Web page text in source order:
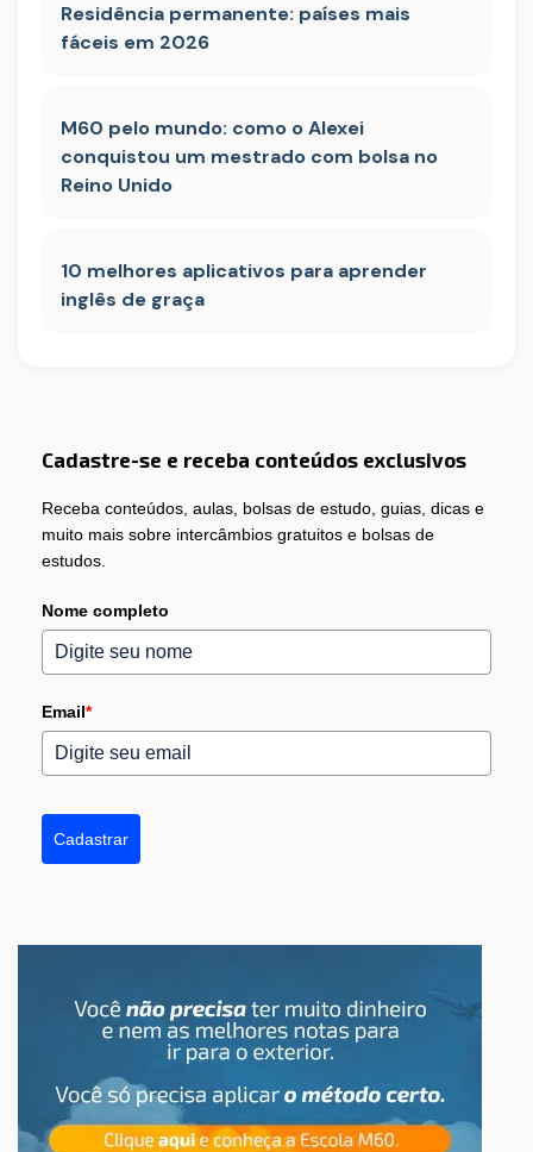
Residência permanente: países mais
fáceis em 2026
M60 pelo mundo: como o Alexei
conquistou um mestrado com bolsa no
Reino Unido
10 melhores aplicativos para aprender
inglês de graça
Cadastre-se e receba conteúdos exclusivos
Receba conteúdos, aulas, bolsas de estudo, guias, dicas e
muito mais sobre intercâmbios gratuitos e bolsas de
estudos.
Nome completo
Email*
Cadastrar